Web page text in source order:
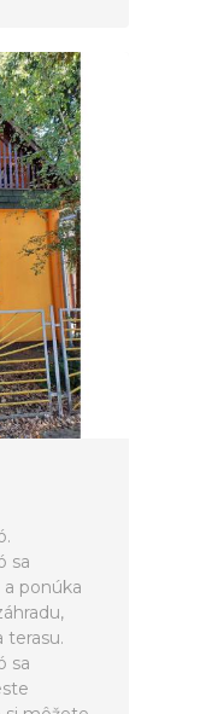
sa
ponúka
terasu.
sa